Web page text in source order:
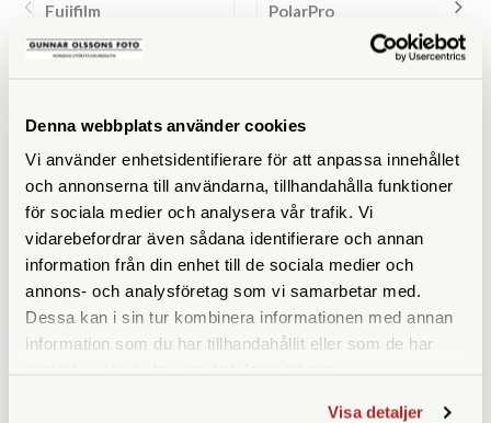
Denna webbplats använder cookies
Vi använder enhetsidentifierare för att anpassa innehållet
och annonserna till användarna, tillhandahålla funktioner
för sociala medier och analysera vår trafik. Vi
vidarebefordrar även sådana identifierare och annan
information från din enhet till de sociala medier och
annons- och analysföretag som vi samarbetar med.
Dessa kan i sin tur kombinera informationen med annan
information som du har tillhandahållit eller som de har
Visa detaljer
Fujifilm
Fujifilm XF 18/1,4 R LM WR
LÄS MER
KÖP
PolarPro
PolarPro LightLeak THE
ONE 28/11 Fuji X-Mount
LÄS MER
KÖP
SPECIFIKATIONER